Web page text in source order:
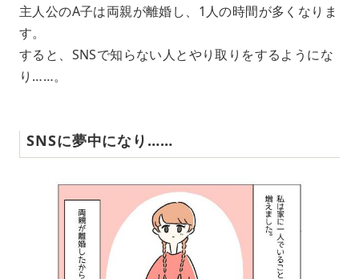
主人公のA子は両親が離婚し、1人の時間が多くなりま
す。
すると、SNSで知らない人とやり取りをするようにな
り……。
SNSに夢中になり……